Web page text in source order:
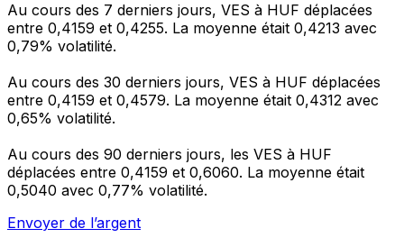
Au cours des 7 derniers jours, VES à HUF déplacées
entre 0,4159 et 0,4255. La moyenne était 0,4213 avec
0,79% volatilité.
Au cours des 30 derniers jours, VES à HUF déplacées
entre 0,4159 et 0,4579. La moyenne était 0,4312 avec
0,65% volatilité.
Au cours des 90 derniers jours, les VES à HUF
déplacées entre 0,4159 et 0,6060. La moyenne était
0,5040 avec 0,77% volatilité.
Envoyer de l’argent